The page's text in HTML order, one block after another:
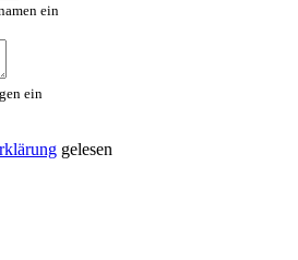
ein
ein
gelesen